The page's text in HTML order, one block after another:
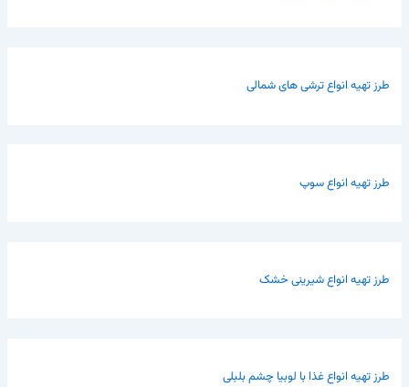
طرز تهیه انواع ترشی های شمالی
طرز تهیه انواع سوپ
طرز تهیه انواع شیرینی خشک
طرز تهیه انواع غذا با لوبیا چشم بلبلی